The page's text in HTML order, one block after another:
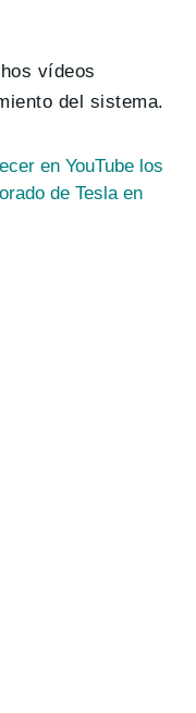
vídeos
del sistema.
en YouTube los
de Tesla en